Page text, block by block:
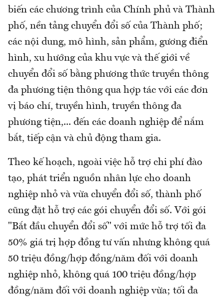
biến các chương trình của Chính phủ và Thành
phố, nền tảng chuyển đổi số của Thành phố;
các nội dung, mô hình, sản phẩm, gương điển
hình, xu hướng của khu vực và thế giới về
chuyển đổi số bằng phương thức truyền thông
đa phương tiện thông qua hợp tác với các đơn
vị báo chí, truyền hình, truyền thông đa
phương tiện,... đến các doanh nghiệp để nắm
bắt, tiếp cận và chủ động tham gia.
Theo kế hoạch, ngoài việc hỗ trợ chi phí đào
tạo, phát triển nguồn nhân lực cho doanh
nghiệp nhỏ và vừa chuyển đổi số, thành phố
cũng đặt hỗ trợ các gói chuyển đổi số. Với gói
"Bắt đầu chuyển đổi số" với mức hỗ trợ tối đa
50% giá trị hợp đồng tư vấn nhưng không quá
50 triệu đồng/hợp đồng/năm đối với doanh
nghiệp nhỏ, không quá 100 triệu đồng/hợp
đồng/năm đối với doanh nghiệp vừa; tối đa